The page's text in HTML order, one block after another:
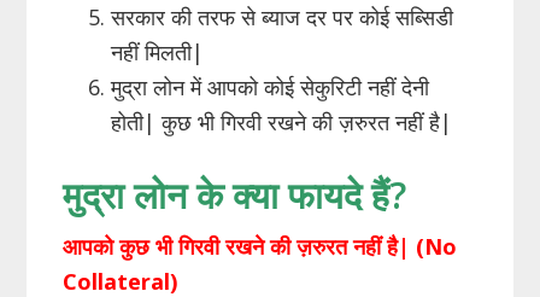
सरकार की तरफ से ब्याज दर पर कोई सब्सिडी
नहीं मिलती|
मुद्रा लोन में आपको कोई सेकुरिटी नहीं देनी
होती| कुछ भी गिरवी रखने की ज़रुरत नहीं है|
मुद्रा लोन के क्या फायदे हैं?
आपको कुछ भी गिरवी रखने की ज़रुरत नहीं है| (No
Collateral)